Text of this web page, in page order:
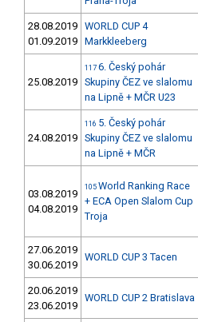
28.08.2019
01.09.2019
WORLD CUP 4
Markkleeberg
25.08.2019
117 6. Český pohár
Skupiny ČEZ ve slalomu
na Lipně + MČR U23
24.08.2019
116 5. Český pohár
Skupiny ČEZ ve slalomu
na Lipně + MČR
03.08.2019
04.08.2019
105 World Ranking Race
+ ECA Open Slalom Cup
Troja
27.06.2019
30.06.2019
WORLD CUP 3 Tacen
20.06.2019
23.06.2019
WORLD CUP 2 Bratislava